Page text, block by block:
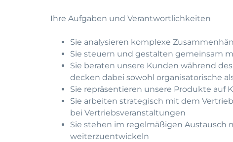
Ihre Aufgaben und Verantwortlichkeiten
Sie analysieren komplexe
Sie steuern und gestalten gemeinsam
Sie beraten unsere Kunden während
decken dabei sowohl organisatorische
Sie repräsentieren unsere Produkte auf
Sie arbeiten strategisch mit dem
bei Vertriebsveranstaltungen
Sie stehen im regelmäßigen
weiterzuentwickeln